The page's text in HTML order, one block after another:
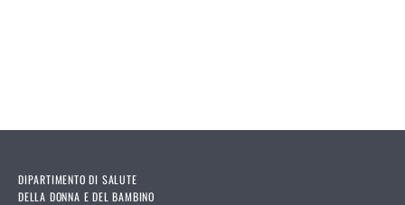
DIPARTIMENTO DI SALUTE
DELLA DONNA E DEL BAMBINO